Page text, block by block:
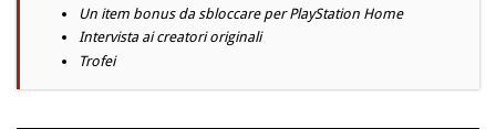
Un item bonus da sbloccare per PlayStation Home
Intervista ai creatori originali
Trofei